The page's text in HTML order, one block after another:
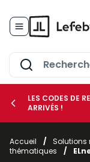
le sous-menu
LES CODES DE
ARRIVÉS !
Accueil / Solutions
thématiques
/